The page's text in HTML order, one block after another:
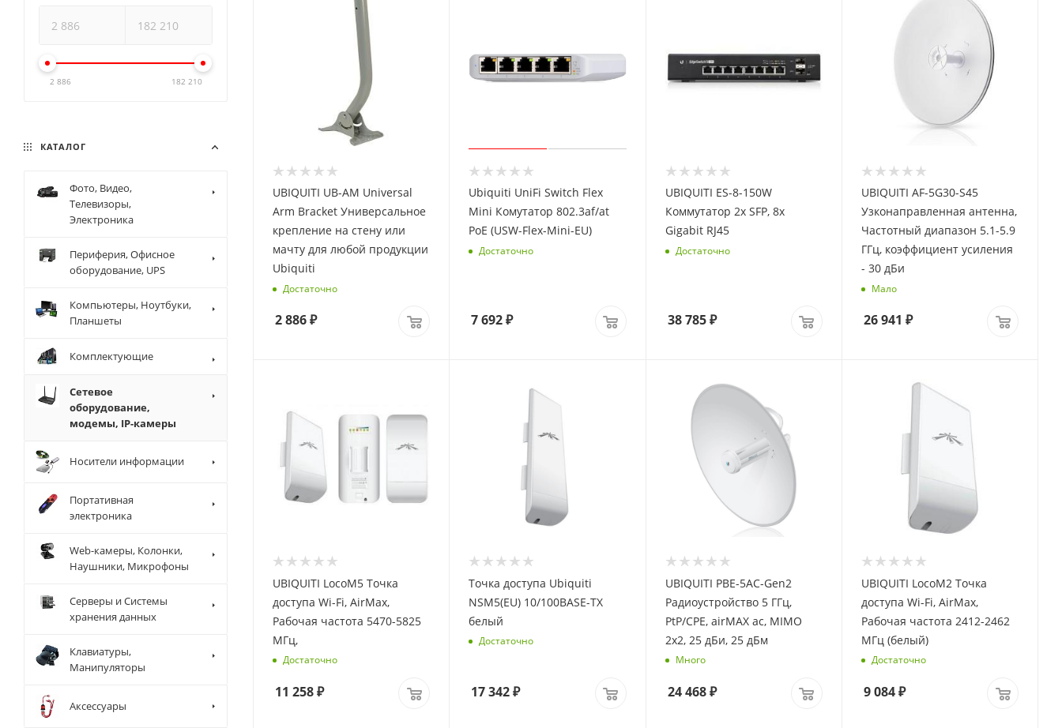
UBIQUITI UB-AM Universal
Arm Bracket Универсальное
крепление на стену или
мачту для любой продукции
Ubiquiti
Достаточно
2 886₽
Ubiquiti UniFi Switch Flex
Mini Комутатор 802.3af/at
PoE (USW-Flex-Mini-EU)
Достаточно
7 692₽
UBIQUITI ES-8-150W
Коммутатор 2х SFP, 8х
Gigabit RJ45
Достаточно
38 785₽
UBIQUITI AF-5G30-S45
Узконаправленная антенна,
Частотный диапазон 5.1-5.9
ГГц, коэффициент усиления
- 30 дБи
Мало
26 941 ₽
UBIQUITI LocoM5 Точка
доступа Wi-Fi, AirMax,
Рабочая частота 5470-5825
МГц,
Достаточно
11 258₽
Точка доступа Ubiquiti
NSM5(EU) 10/100BASE-TX
белый
Достаточно
17 342₽
UBIQUITI PBE-5AC-Gen2
Радиоустройство 5 ГГц,
PtP/CPE, airMAX ac, MIMO
2х2, 25 дБи, 25 дБм
Много
24 468₽
UBIQUITI LocoM2 Точка
доступа Wi-Fi, AirMax,
Рабочая частота 2412-2462
МГц (белый)
Достаточно
9 084₽
2 886 182 210
КАТАЛОГ
Фото, Видео,
Телевизоры,
Электроника
Периферия, Офисное
оборудование, UPS
Компьютеры, Ноутбуки,
Планшеты
Комплектующие
Сетевое
оборудование,
модемы, IP-камеры
Носители информации
Портативная
электроника
Web-камеры, Колонки,
Наушники, Микрофоны
Серверы и Системы
хранения данных
Клавиатуры,
Манипуляторы
Аксессуары